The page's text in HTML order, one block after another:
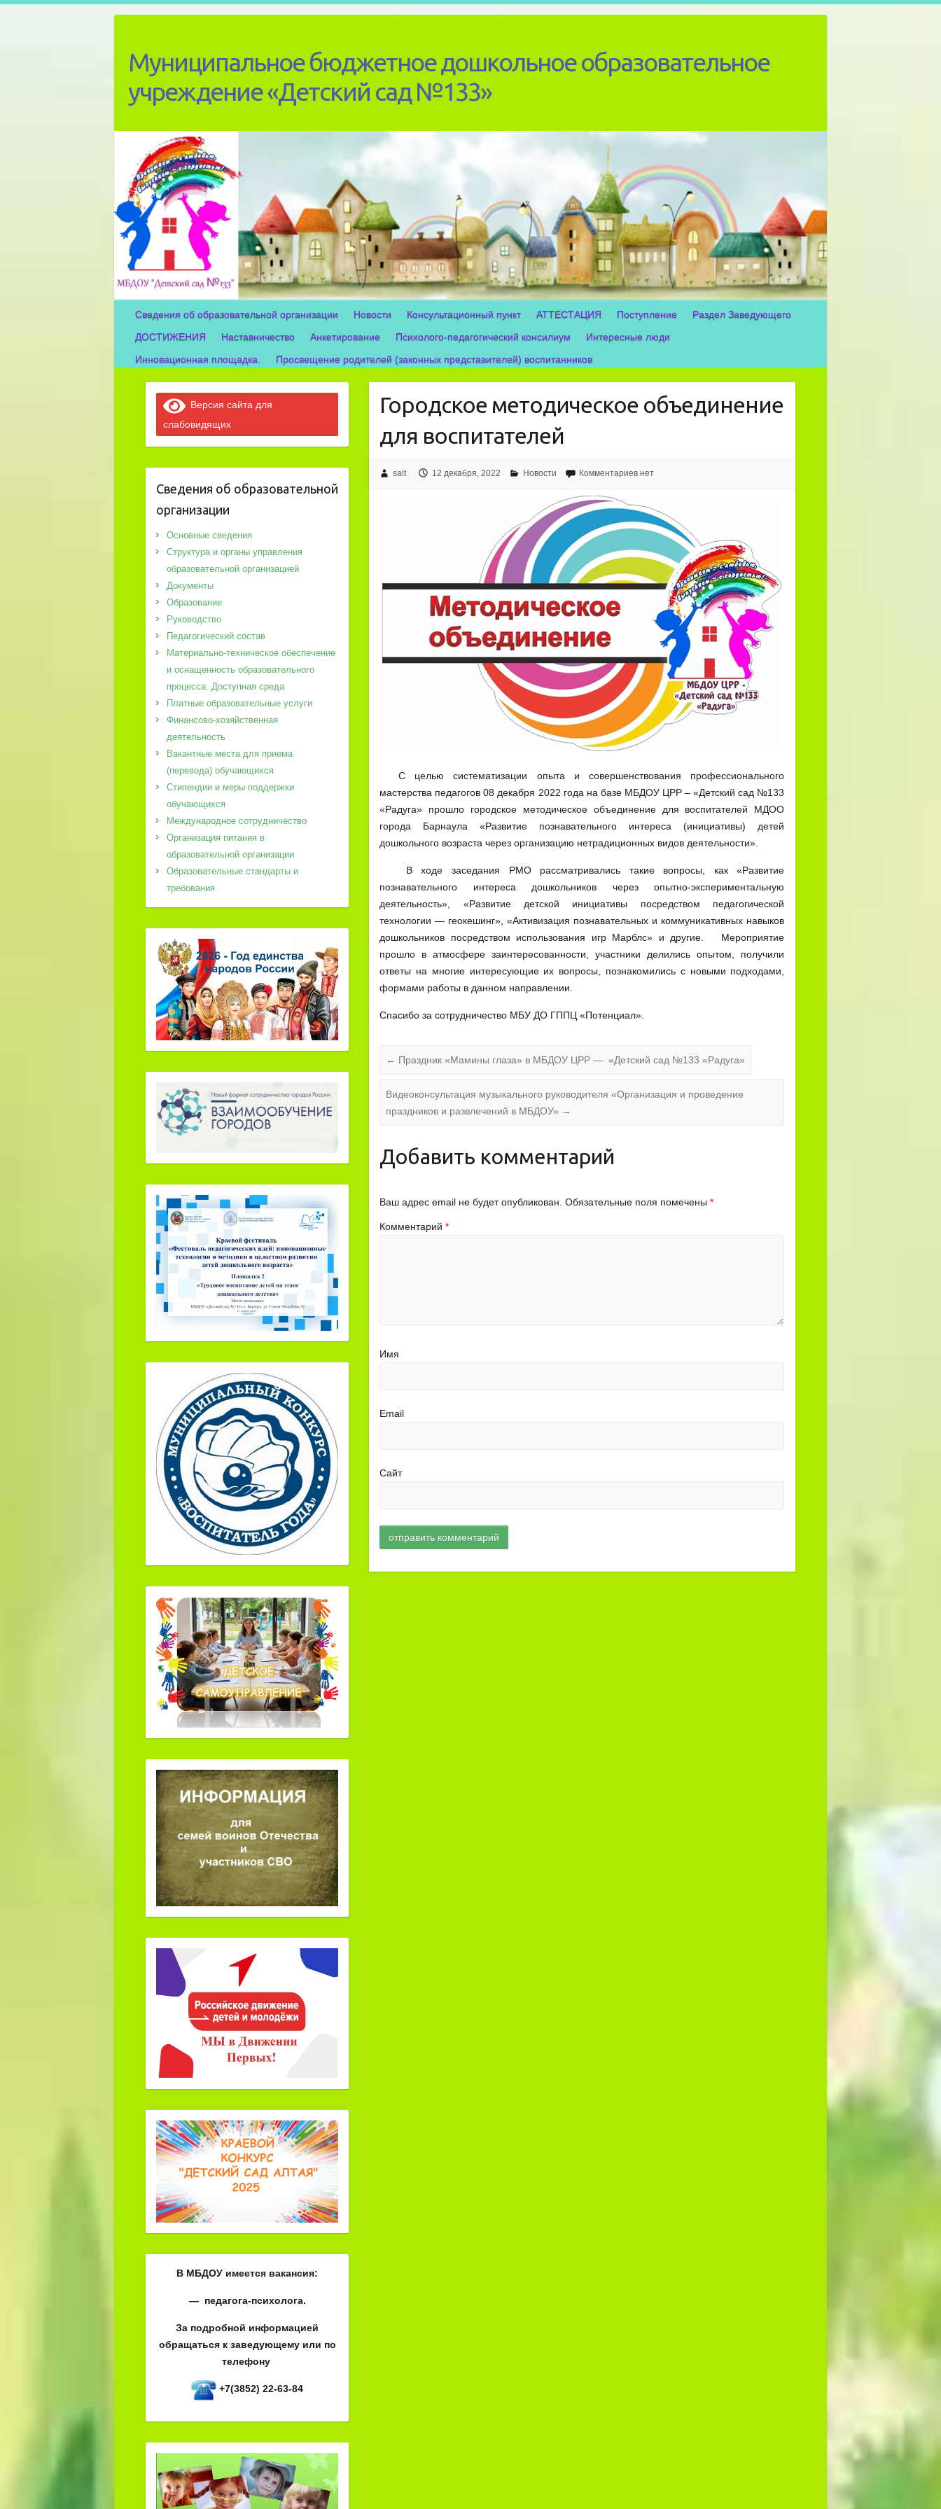
Муниципальное бюджетное дошкольное образовательное
учреждение «Детский сад №133»
Сведения об образовательной организации Новости Консультационный пункт АТТЕСТАЦИЯ Поступление
Раздел Заведующего
ДОСТИЖЕНИЯ
Наставничество Анкетирование Психолого-педагогический консилиум
Интересные люди
Инновационная площадка.
Просвещение родителей (законных представителей) воспитанников
Городское методическое объединение
для воспитателей
sait 12 декабря, 2022 Новости Комментариев нет
С целью систематизации опыта и совершенствования профессионального
мастерства педагогов 08 декабря 2022 года на базе МБДОУ ЦРР – «Детский сад №133
«Радуга» прошло городское методическое объединение для воспитателей МДОО
города Барнаула «Развитие познавательного интереса (инициативы) детей
дошкольного возраста через организацию нетрадиционных видов деятельности».
В ходе заседания РМО рассматривались такие вопросы, как «Развитие
познавательного интереса дошкольников через опытно-экспериментальную
деятельность», «Развитие детской инициативы посредством педагогической
технологии — геокешинг», «Активизация познавательных и коммуникативных навыков
дошкольников посредством использования игр Марблс» и другие. Мероприятие
прошло в атмосфере заинтересованности, участники делились опытом, получили
ответы на многие интересующие их вопросы, познакомились с новыми подходами,
формами работы в данном направлении.
Спасибо за сотрудничество МБУ ДО ГППЦ «Потенциал».
← Праздник «Мамины глаза» в МБДОУ ЦРР — «Детский сад №133 «Радуга»
Видеоконсультация музыкального руководителя «Организация и проведение
праздников и развлечений в МБДОУ» →
Добавить комментарий
Ваш адрес email не будет опубликован. Обязательные поля помечены*
Комментарий*
Имя
Email
Сайт
Версия сайта для
слабовидящих
Сведения об образовательной
организации
Основные сведения
Структура и органы управления
образовательной организацией
Документы
Образование
Руководство
Педагогический состав
Материально-техническое обеспечение
и оснащенность образовательного
процесса. Доступная среда
Платные образовательные услуги
Финансово-хозяйственная
деятельность
Вакантные места для приема
(перевода) обучающихся
Стипендии и меры поддержки
обучающихся
Международное сотрудничество
Организация питания в
образовательной организации
Образовательные стандарты и
требования
В МБДОУ имеется вакансия:
— педагога-психолога.
За подробной информацией
обращаться к заведующему или по
телефону
+7(3852) 22-63-84